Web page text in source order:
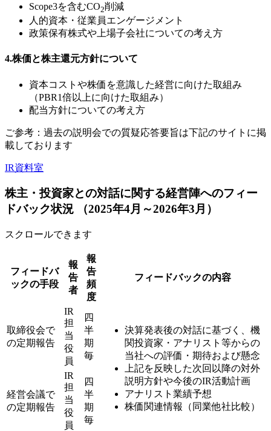
Scope3を含むCO2削減
人的資本・従業員エンゲージメント
政策保有株式や上場子会社についての考え方
4.株価と株主還元方針について
資本コストや株価を意識した経営に向けた取組み
（PBR1倍以上に向けた取組み）
配当方針についての考え方
ご参考：過去の説明会での質疑応答要旨は下記のサイトに掲
載しております
IR資料室
株主・投資家との対話に関する経営陣へのフィー
ドバック状況
（2025年4月～2026年3月）
スクロールできます
フィードバ
ックの手段
報
告
者
報
告
頻
度
フィードバックの内容
取締役会で
の定期報告
IR
担
当
役
員
四
半
期
毎
決算発表後の対話に基づく、機
関投資家・アナリスト等からの
当社への評価・期待および懸念
上記を反映した次回以降の対外
説明方針や今後のIR活動計画
アナリスト業績予想
株価関連情報（同業他社比較）
経営会議で
の定期報告
IR
担
当
役
員
四
半
期
毎